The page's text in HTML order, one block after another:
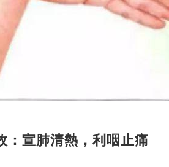
：宣肺清熱，利咽止痛